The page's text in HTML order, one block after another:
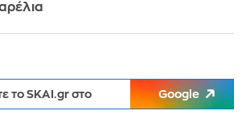
το SKAI.gr στο Google